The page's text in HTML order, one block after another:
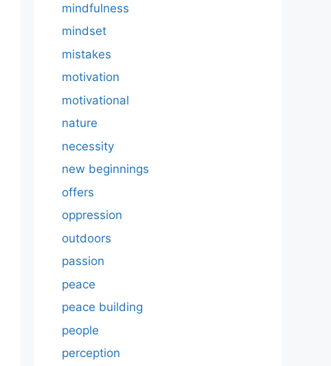
mindfulness
mindset
mistakes
motivation
motivational
nature
necessity
new beginnings
offers
oppression
outdoors
passion
peace
peace building
people
perception